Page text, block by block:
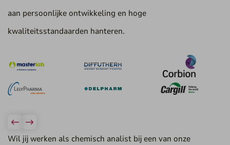
aan persoonlijke ontwikkeling en hoge
kwaliteitsstandaarden hanteren.
Wil jij werken als chemisch analist bij een van onze